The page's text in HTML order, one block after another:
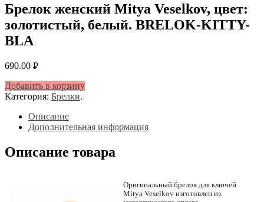
Брелок женский Mitya Veselkov, цвет:
золотистый, белый. BRELOK-KITTY-
BLA
690.00 Р
Добавить в корзину
Категория: Брелки.
Описание
Дополнительная информация
Описание товара
Оригинальный брелок для ключей
Mitya Veselkov изготовлен из